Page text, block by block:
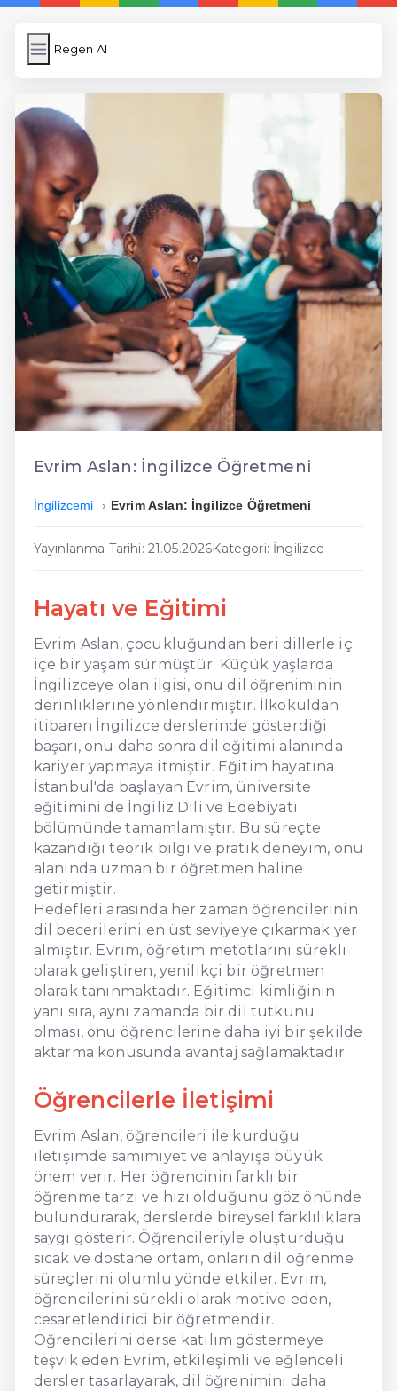
Regen AI
Regen AI
Subir Imagen
Wordpress Cache
Anasayfa
5 Günde İngilizce
İngilizce
Dil Eğitimi
En Hızlı İngilizce
En Kolay İngilizce
En Ucuz İngilizce
En Uygun İngilizce
Hızlı İngilizce
Evrim Aslan: İngilizce Öğretmeni
İngilizcemi Evrim Aslan: İngilizce Öğretmeni
Yayınlanma Tarihi: 21.05.2026Kategori: İngilizce
Hayatı ve Eğitimi
Evrim Aslan, çocukluğundan beri dillerle iç
içe bir yaşam sürmüştür. Küçük yaşlarda
İngilizceye olan ilgisi, onu dil öğreniminin
derinliklerine yönlendirmiştir. İlkokuldan
itibaren İngilizce derslerinde gösterdiği
başarı, onu daha sonra dil eğitimi alanında
kariyer yapmaya itmiştir. Eğitim hayatına
İstanbul'da başlayan Evrim, üniversite
eğitimini de İngiliz Dili ve Edebiyatı
bölümünde tamamlamıştır. Bu süreçte
kazandığı teorik bilgi ve pratik deneyim, onu
alanında uzman bir öğretmen haline
getirmiştir.
Hedefleri arasında her zaman öğrencilerinin
dil becerilerini en üst seviyeye çıkarmak yer
almıştır. Evrim, öğretim metotlarını sürekli
olarak geliştiren, yenilikçi bir öğretmen
olarak tanınmaktadır. Eğitimci kimliğinin
yanı sıra, aynı zamanda bir dil tutkunu
olması, onu öğrencilerine daha iyi bir şekilde
aktarma konusunda avantaj sağlamaktadır.
Öğrencilerle İletişimi
Evrim Aslan, öğrencileri ile kurduğu
iletişimde samimiyet ve anlayışa büyük
önem verir. Her öğrencinin farklı bir
öğrenme tarzı ve hızı olduğunu göz önünde
bulundurarak, derslerde bireysel farklılıklara
saygı gösterir. Öğrencileriyle oluşturduğu
sıcak ve dostane ortam, onların dil öğrenme
süreçlerini olumlu yönde etkiler. Evrim,
öğrencilerini sürekli olarak motive eden,
cesaretlendirici bir öğretmendir.
Öğrencilerini derse katılım göstermeye
teşvik eden Evrim, etkileşimli ve eğlenceli
dersler tasarlayarak, dil öğrenimini daha